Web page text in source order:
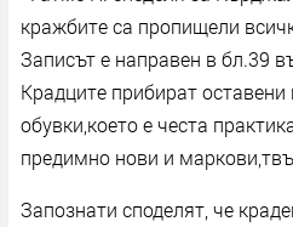
кражбите са пропищели
Записът е направен в бл.39
Крадците прибират оставени
обувки,което е честа
предимно нови и
Запознати споделят, че